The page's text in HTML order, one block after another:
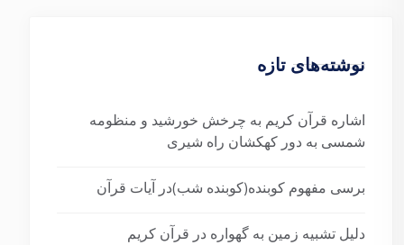
نوشته‌های تازه
اشاره قرآن کریم به چرخش خورشید و منظومه
شمسی به دور کهکشان راه شیری
برسی مفهوم کوبنده(کوبنده شب)در آیات قرآن
دلیل تشبیه زمین به گهواره در قرآن کریم